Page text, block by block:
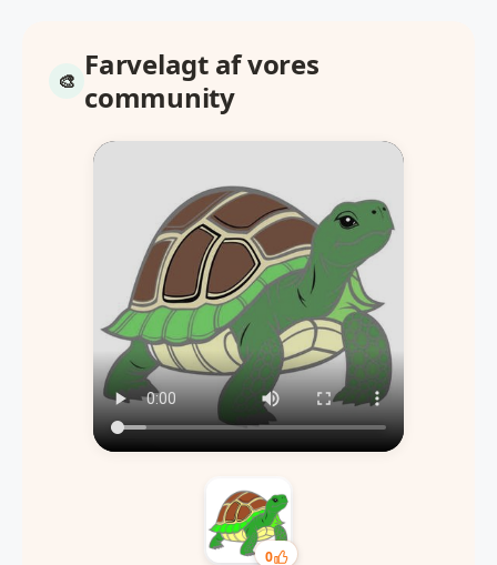
Farvelagt af vores
community
0